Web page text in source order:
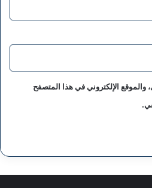
والموقع الإلكتروني في هذا المتصفح